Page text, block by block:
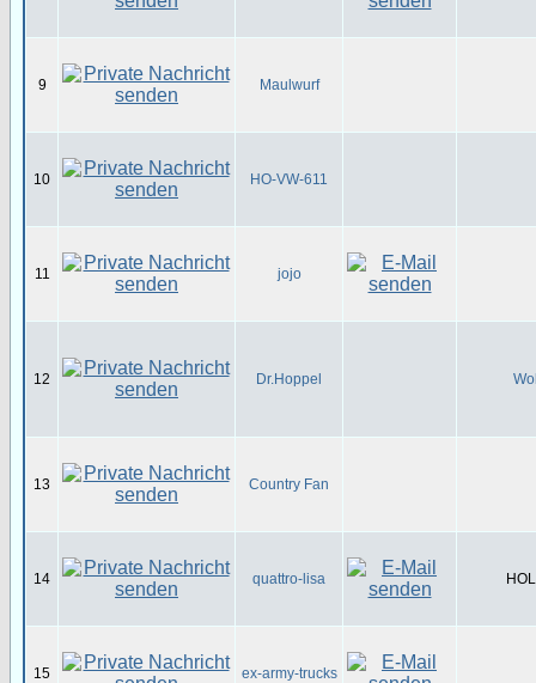
9 Maulwurf
10 HO-VW-611
11 jojo
12 Dr.Hoppel
13 Country Fan
14 quattro-lisa
15 ex-army-trucks